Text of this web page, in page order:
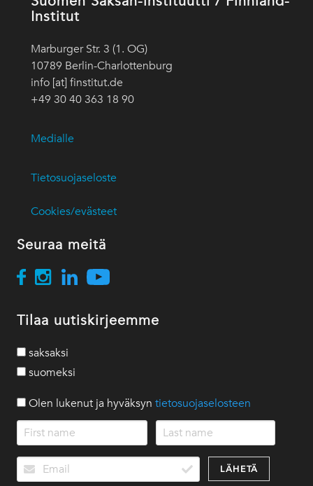
Institut
Marburger Str. 3 (1. OG)
10789 Berlin-Charlottenburg
info [at] finstitut.de
+49 30 40 363 18 90
Medialle
Tietosuojaseloste
Cookies/evästeet
Seuraa meitä
Tilaa uutiskirjeemme
saksaksi
suomeksi
Olen lukenut ja hyväksyn tietosuojaselosteen
LÄHETÄ